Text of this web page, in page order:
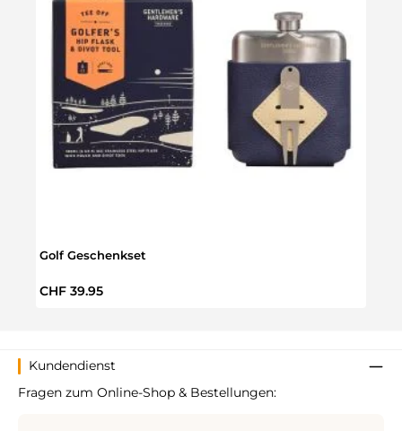
Golf Geschenkset
Regulärer Preis:
CHF 39.95
Kundendienst
Fragen zum Online-Shop & Bestellungen: